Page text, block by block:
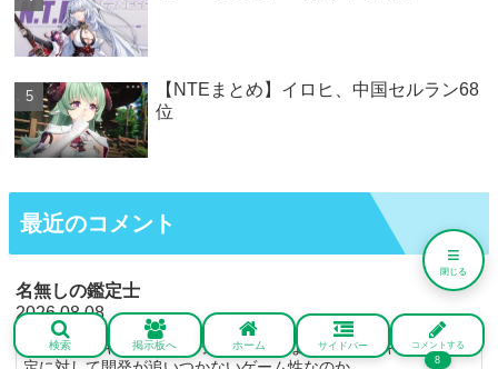
【NTEまとめ】イロヒ、中国セルラン68
位
最近のコメント
名無しの鑑定士
2026.08.08
シナリオもキャラも魅せ方が悪過ぎてな…世界観やキャラの設
検索 掲示板へ ホーム サイドバー コメントする
8
≡
閉じる